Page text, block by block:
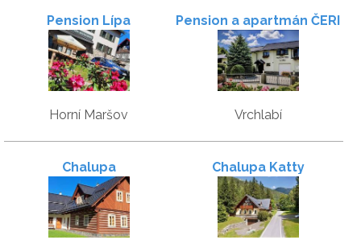
Pension Lípa
Horní Maršov
Pension a apartmán ČERI
Vrchlabí
Chalupa Chalupa Katty